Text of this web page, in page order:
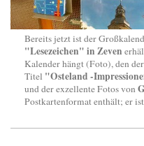
Bereits jetzt ist der
"Lesezeichen" in Zeven
Kalender hängt (Foto), den
Titel "Osteland -
und der exzellente Fotos von
Postkartenformat enthält; er